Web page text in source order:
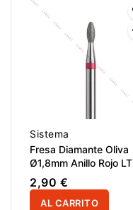
Sistema
Fresa Diamante Oliva
Ø1,8mm Anillo Rojo LT
4,5mm
2,90 €
AL CARRITO